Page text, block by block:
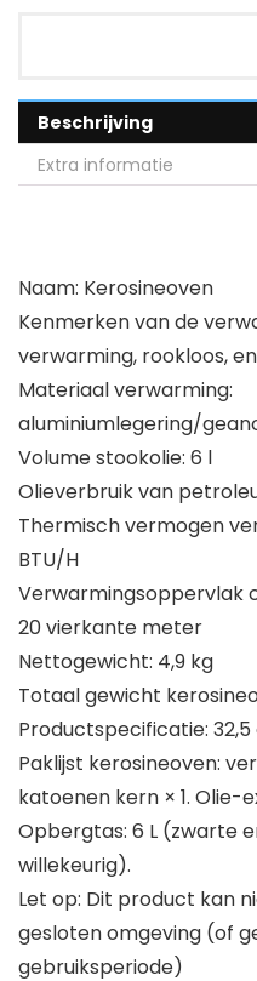
Beschrijving
Extra informatie
Naam: Kerosineoven
Kenmerken van de
verwarming, rookloos,
Materiaal verwarming:
aluminiumlegering/
Volume stookolie: 6 l
Olieverbruik van
Thermisch vermogen
BTU/H
Verwarmingsoppervlak
20 vierkante meter
Nettogewicht: 4,9 kg
Totaal gewicht
Productspecificatie:
Paklijst kerosineoven:
katoenen kern × 1. Olie-
Opbergtas: 6 L (zwarte
willekeurig).
Let op: Dit product kan
gesloten omgeving (of
gebruiksperiode)